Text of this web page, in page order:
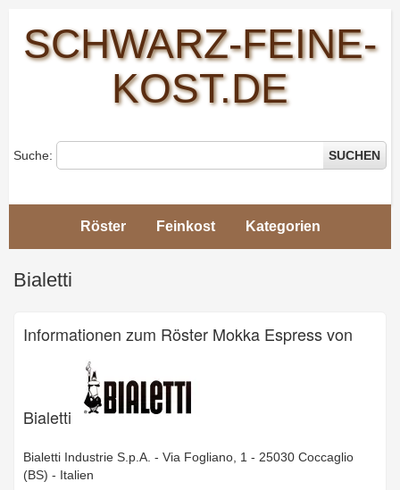
SCHWARZ-FEINE-
KOST.DE
Suche: SUCHEN
Schwarz-
Röster Feinkost Kategorien
Bialetti
Informationen zum Röster Mokka Espress von
Bialetti
Bialetti Industrie S.p.A. - Via Fogliano, 1 - 25030 Coccaglio
(BS) - Italien